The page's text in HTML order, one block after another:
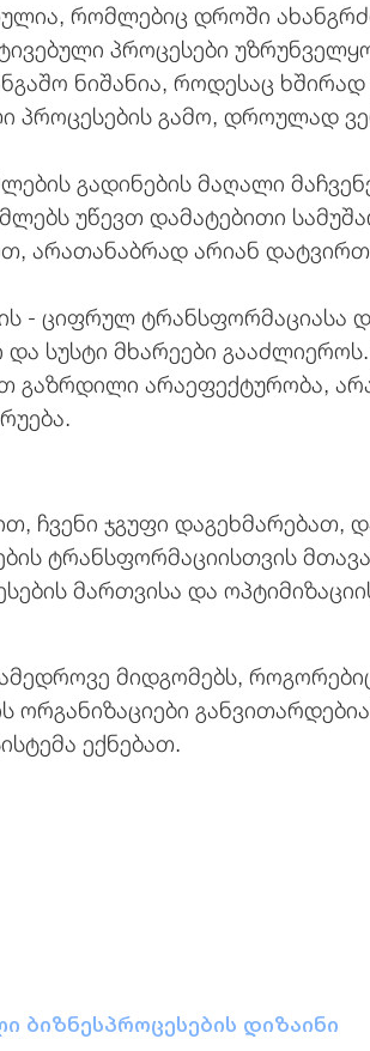
რომლებიც დროში
პროცესები
ნიშანია, როდესაც
პროცესების გამო, დროულად
გადინების მაღალი
უწევთ დამატებითი
არათანაბრად არიან
- ციფრულ ტრანსფორმაციასა
სუსტი მხარეები
გაზრდილი არაეფექტურობა,
ჩვენი ჯგუფი
ტრანსფორმაციისთვის
მართვისა და
მიდგომებს,
ექნებათ.
ბიზნესპროცესების დიზაინი